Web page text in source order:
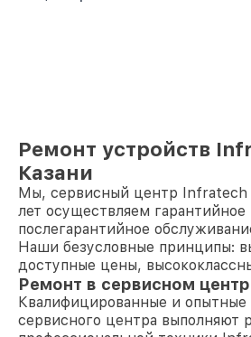
Ремонт устройств
Казани
Мы, сервисный центр Infratech
лет осуществляем гарантийное
послегарантийное
Наши безусловные принципы:
доступные цены,
Ремонт в сервисном
Квалифицированные и опытные
сервисного центра выполняют